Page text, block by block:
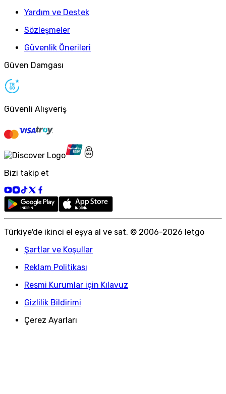
Yardım ve Destek
Sözleşmeler
Güvenlik Önerileri
Güven Damgası
Güvenli Alışveriş
Bizi takip et
Türkiye'de ikinci el eşya al ve sat. © 2006-2026 letgo
Şartlar ve Koşullar
Reklam Politikası
Resmi Kurumlar için Kılavuz
Gizlilik Bildirimi
Çerez Ayarları